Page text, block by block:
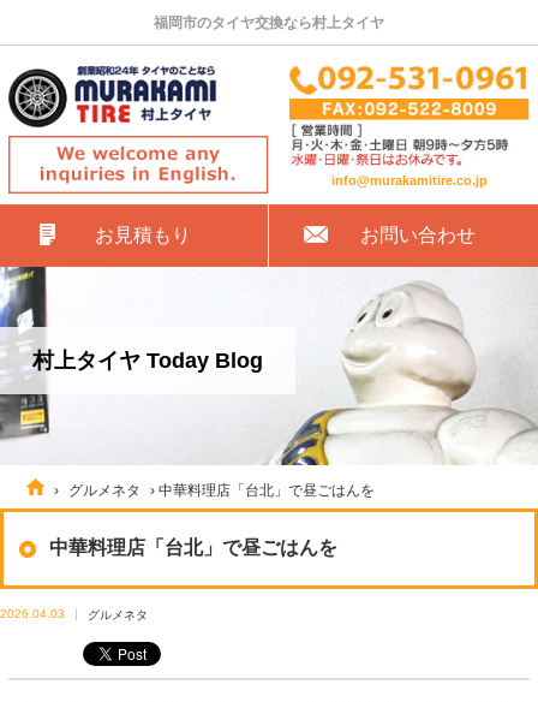
福岡市のタイヤ交換なら村上タイヤ
info@murakamitire.co.jp
お見積もり お問い合わせ
村上タイヤ Today Blog
› グルメネタ ›中華料理店「台北」で昼ごはんを
中華料理店「台北」で昼ごはんを
2026.04.03 グルメネタ